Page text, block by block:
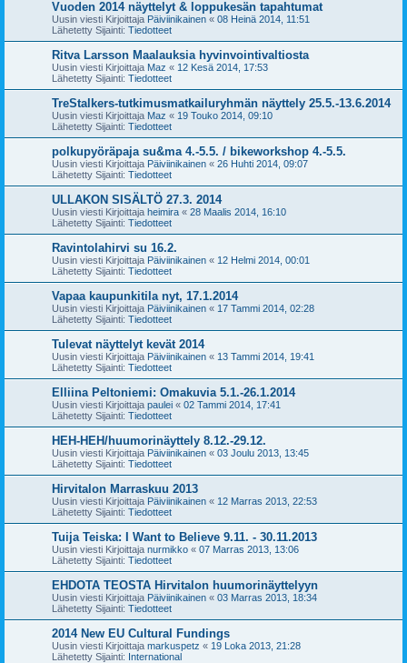
Vuoden 2014 näyttelyt & loppukesän tapahtumat
Uusin viesti Kirjoittaja Päiviinikainen « 08 Heinä 2014, 11:51
Lähetetty Sijainti: Tiedotteet
Ritva Larsson Maalauksia hyvinvointivaltiosta
Uusin viesti Kirjoittaja Maz « 12 Kesä 2014, 17:53
Lähetetty Sijainti: Tiedotteet
TreStalkers-tutkimusmatkailuryhmän näyttely 25.5.-13.6.2014
Uusin viesti Kirjoittaja Maz « 19 Touko 2014, 09:10
Lähetetty Sijainti: Tiedotteet
polkupyöräpaja su&ma 4.-5.5. / bikeworkshop 4.-5.5.
Uusin viesti Kirjoittaja Päiviinikainen « 26 Huhti 2014, 09:07
Lähetetty Sijainti: Tiedotteet
ULLAKON SISÄLTÖ 27.3. 2014
Uusin viesti Kirjoittaja heimira « 28 Maalis 2014, 16:10
Lähetetty Sijainti: Tiedotteet
Ravintolahirvi su 16.2.
Uusin viesti Kirjoittaja Päiviinikainen « 12 Helmi 2014, 00:01
Lähetetty Sijainti: Tiedotteet
Vapaa kaupunkitila nyt, 17.1.2014
Uusin viesti Kirjoittaja Päiviinikainen « 17 Tammi 2014, 02:28
Lähetetty Sijainti: Tiedotteet
Tulevat näyttelyt kevät 2014
Uusin viesti Kirjoittaja Päiviinikainen « 13 Tammi 2014, 19:41
Lähetetty Sijainti: Tiedotteet
Elliina Peltoniemi: Omakuvia 5.1.-26.1.2014
Uusin viesti Kirjoittaja paulei « 02 Tammi 2014, 17:41
Lähetetty Sijainti: Tiedotteet
HEH-HEH/huumorinäyttely 8.12.-29.12.
Uusin viesti Kirjoittaja Päiviinikainen « 03 Joulu 2013, 13:45
Lähetetty Sijainti: Tiedotteet
Hirvitalon Marraskuu 2013
Uusin viesti Kirjoittaja Päiviinikainen « 12 Marras 2013, 22:53
Lähetetty Sijainti: Tiedotteet
Tuija Teiska: I Want to Believe 9.11. - 30.11.2013
Uusin viesti Kirjoittaja nurmikko « 07 Marras 2013, 13:06
Lähetetty Sijainti: Tiedotteet
EHDOTA TEOSTA Hirvitalon huumorinäyttelyyn
Uusin viesti Kirjoittaja Päiviinikainen « 03 Marras 2013, 18:34
Lähetetty Sijainti: Tiedotteet
2014 New EU Cultural Fundings
Uusin viesti Kirjoittaja markuspetz « 19 Loka 2013, 21:28
Lähetetty Sijainti: International